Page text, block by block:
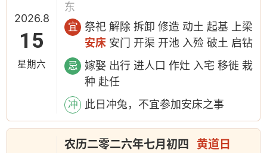
2026.8
15
星期六
东
宜
祭祀 解除 拆卸 修造 动土 起基 上梁
安床 安门 开渠 开池 入殓 破土 启钻
忌
嫁娶 出行 进人口 作灶 入宅 移徙 栽
种 赴任
冲 此日冲兔，不宜参加安床之事
农历二零二六年七月初四 黄道日